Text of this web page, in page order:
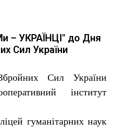
– УКРАЇНЦІ" до Дня
Сил України
Сил України
інститут
гуманітарних наук